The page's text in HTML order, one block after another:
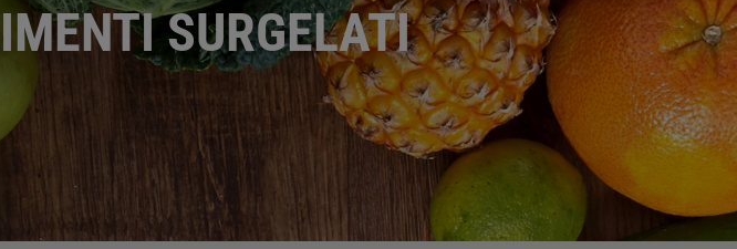
SURGELATI